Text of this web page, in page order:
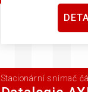
Stacionární snímač